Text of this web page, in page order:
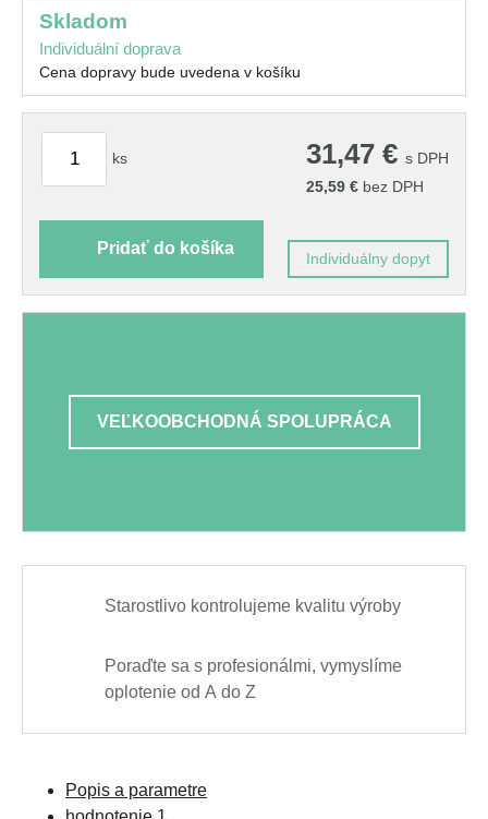
skladom
Individuální doprava
Cena dopravy bude uvedena v košíku
ks 31,47 € s DPH
25,59 € bez DPH
Pridať do košíka
Individuálny dopyt
VEĽKOOBCHODNÁ SPOLUPRÁCA
Starostlivo kontrolujeme kvalitu výroby
Poraďte sa s profesionálmi, vymyslíme
oplotenie od A do Z
Popis a parametre